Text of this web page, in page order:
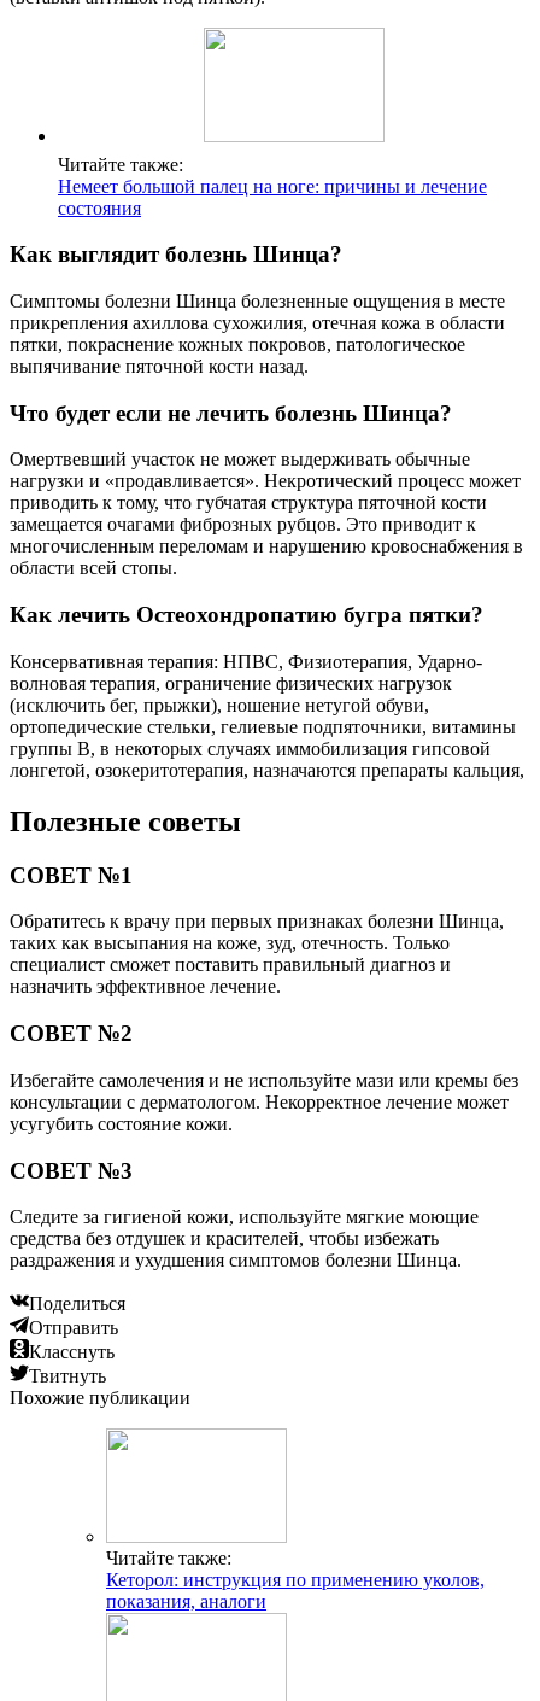
Читайте также:
Немеет большой палец на ноге: причины и лечение
состояния
Как выглядит болезнь Шинца?
Симптомы болезни Шинца болезненные ощущения в месте
прикрепления ахиллова сухожилия, отечная кожа в области
пятки, покраснение кожных покровов, патологическое
выпячивание пяточной кости назад.
Что будет если не лечить болезнь Шинца?
Омертвевший участок не может выдерживать обычные
нагрузки и «продавливается». Некротический процесс может
приводить к тому, что губчатая структура пяточной кости
замещается очагами фиброзных рубцов. Это приводит к
многочисленным переломам и нарушению кровоснабжения в
области всей стопы.
Как лечить Остеохондропатию бугра пятки?
Консервативная терапия: НПВС, Физиотерапия, Ударно-
волновая терапия, ограничение физических нагрузок
(исключить бег, прыжки), ношение нетугой обуви,
ортопедические стельки, гелиевые подпяточники, витамины
группы В, в некоторых случаях иммобилизация гипсовой
лонгетой, озокеритотерапия, назначаются препараты кальция,
Полезные советы
СОВЕТ №1
Обратитесь к врачу при первых признаках болезни Шинца,
таких как высыпания на коже, зуд, отечность. Только
специалист сможет поставить правильный диагноз и
назначить эффективное лечение.
СОВЕТ №2
Избегайте самолечения и не используйте мази или кремы без
консультации с дерматологом. Некорректное лечение может
усугубить состояние кожи.
СОВЕТ №3
Следите за гигиеной кожи, используйте мягкие моющие
средства без отдушек и красителей, чтобы избежать
раздражения и ухудшения симптомов болезни Шинца.
Поделиться
Отправить
Класснуть
Твитнуть
Похожие публикации
Читайте также:
Кеторол: инструкция по применению уколов,
показания, аналоги